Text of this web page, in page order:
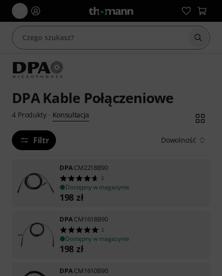
DPA Kable Połączeniowe
4 Produkty· Konsultacja
Filtr Dowolność
DPACM2218B90
5
Dostępny w magazynie
198 zł
DPACM1618B90
2
Dostępny w magazynie
198 zł
DPACM1610B90